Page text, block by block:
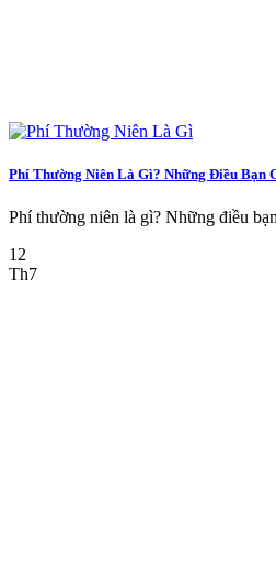
Phí Thường Niên Là Gì? Những Điều Bạn
Phí thường niên là gì? Những điều
12
Th7